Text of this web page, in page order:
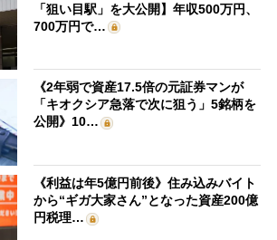
「狙い目駅」を大公開】年収500万円、
700万円で…
《2年弱で資産17.5倍の元証券マンが
「キオクシア急落で次に狙う」5銘柄を
公開》10…
《利益は年5億円前後》住み込みバイト
から“ギガ大家さん”となった資産200億
円税理…